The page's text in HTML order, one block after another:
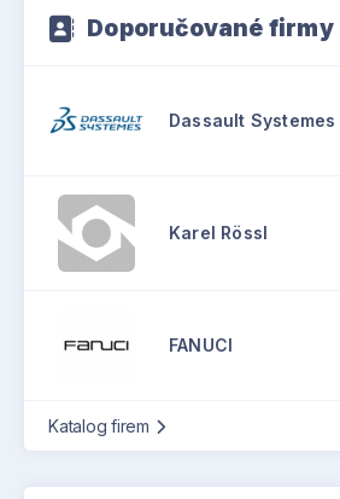
Doporučované firmy
Dassault Systemes
Karel Rössl
FANUCI
Katalog firem